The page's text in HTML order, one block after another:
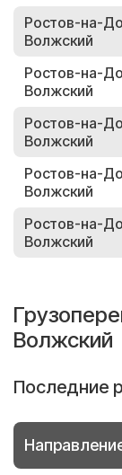
Ростов-на-
Волжский
Ростов-на-
Волжский
Ростов-на-
Волжский
Ростов-на-
Волжский
Ростов-на-
Волжский
Волжский
Последние